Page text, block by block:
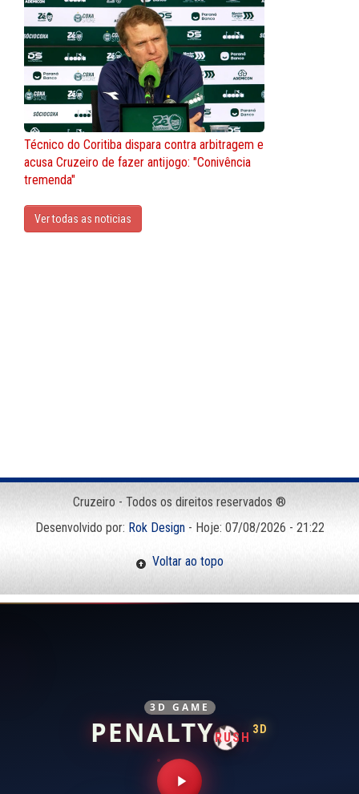
Técnico do Coritiba dispara contra arbitragem e
acusa Cruzeiro de fazer antijogo: "Conivência
tremenda"
Ver todas as noticias
Cruzeiro - Todos os direitos reservados ®
Desenvolvido por: Rok Design- Hoje: 07/08/2026 - 21:22
Voltar ao topo
3D GAME
PENALTYRUSH
3D